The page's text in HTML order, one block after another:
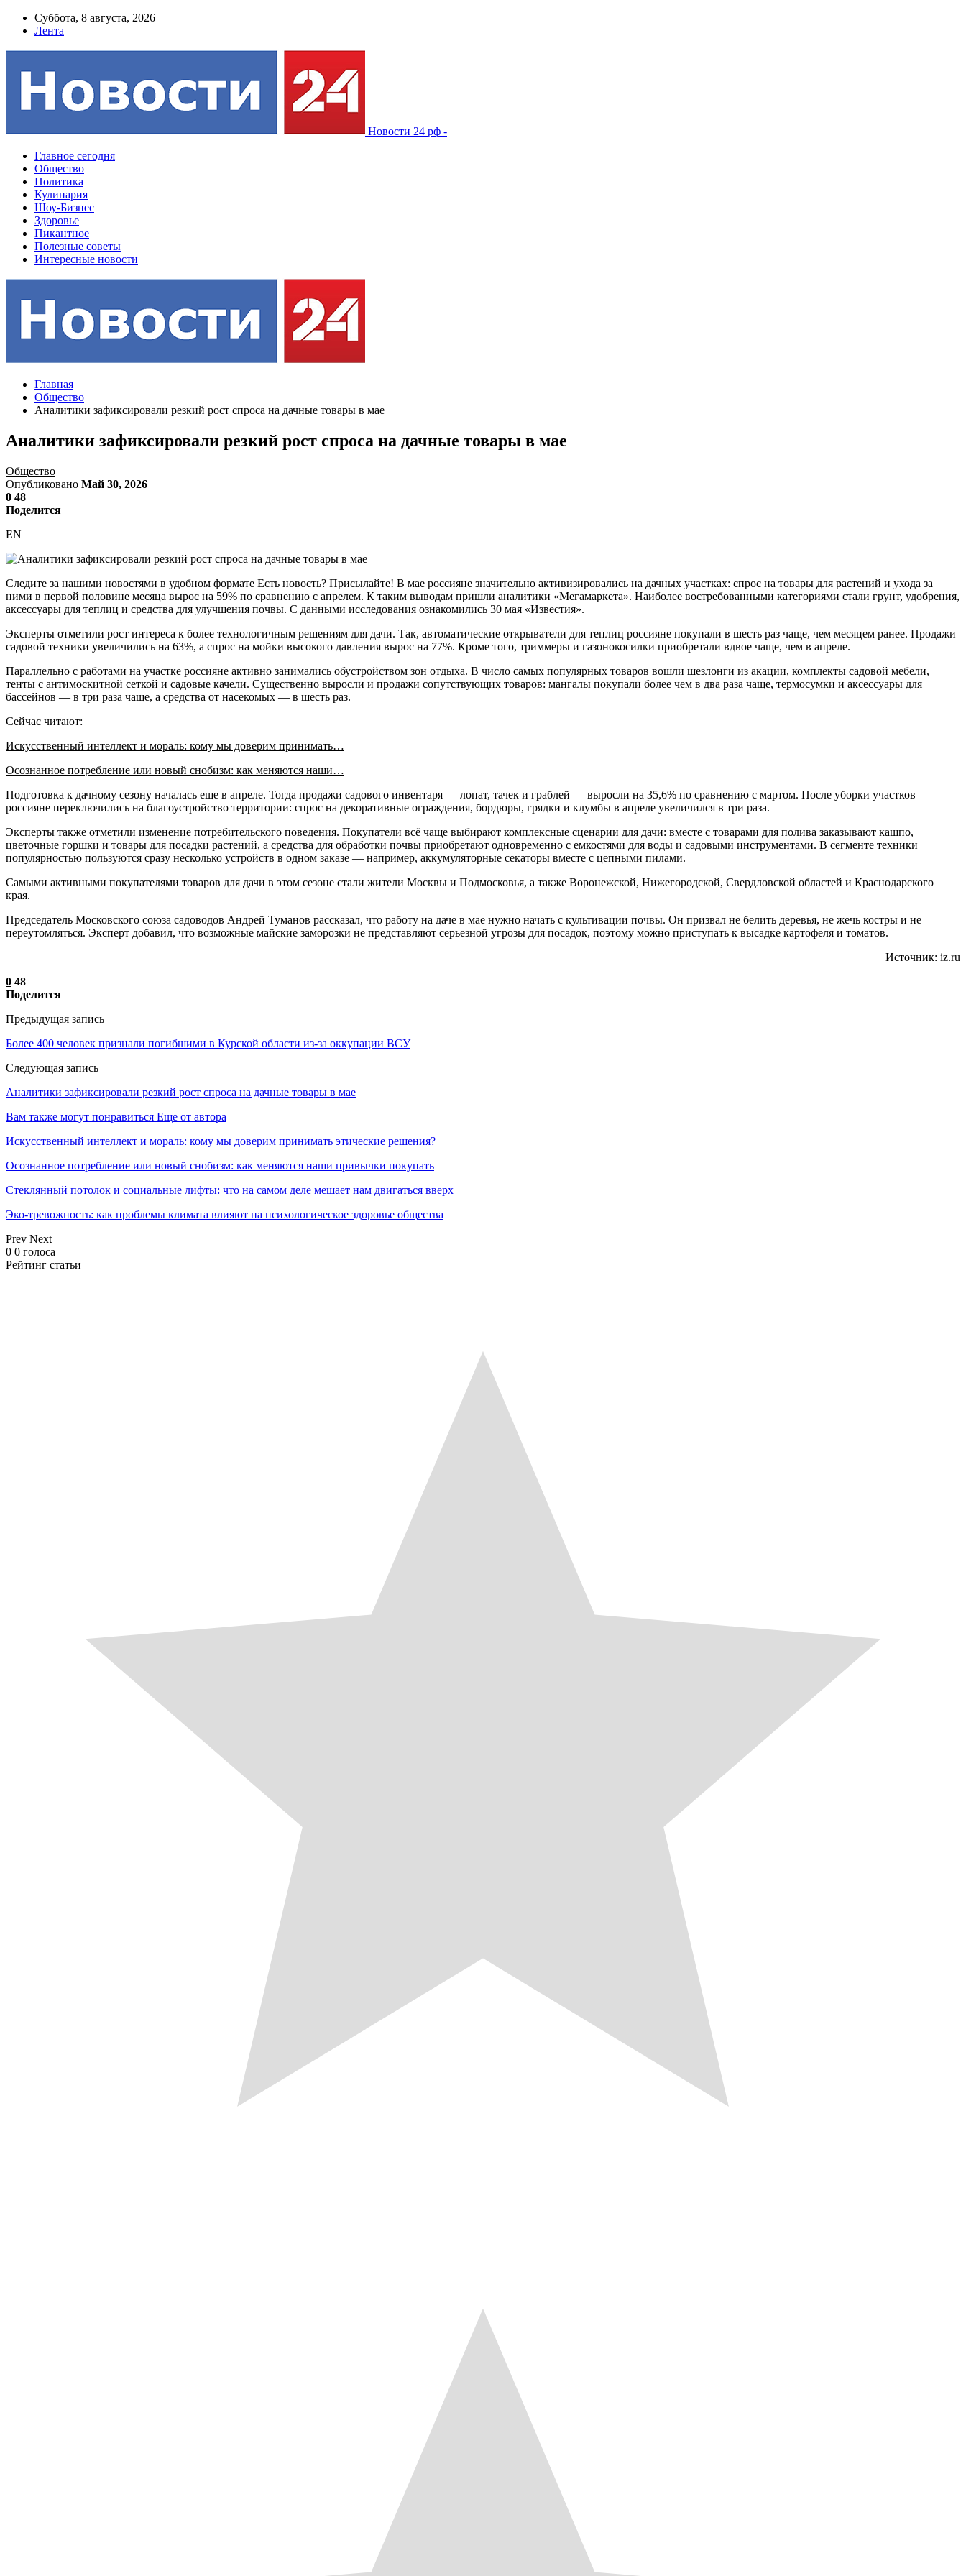
Суббота, 8 августа, 2026
Лента
Новости 24 рф -
Главное сегодня
Общество
Политика
Кулинария
Шоу-Бизнес
Здоровье
Пикантное
Полезные советы
Интересные новости
Главная
Общество
Аналитики зафиксировали резкий рост спроса на дачные товары в мае
Аналитики зафиксировали резкий рост спроса на дачные товары в мае
Общество
Опубликовано Май 30, 2026
0 48
Поделится
EN
Следите за нашими новостями в удобном формате Есть новость? Присылайте! В мае россияне значительно активизировались на дачных участках: спрос на товары для растений и ухода за
ними в первой половине месяца вырос на 59% по сравнению с апрелем. К таким выводам пришли аналитики «Мегамаркета». Наиболее востребованными категориями стали грунт, удобрения,
аксессуары для теплиц и средства для улучшения почвы. С данными исследования ознакомились 30 мая «Известия».
Эксперты отметили рост интереса к более технологичным решениям для дачи. Так, автоматические открыватели для теплиц россияне покупали в шесть раз чаще, чем месяцем ранее. Продажи
садовой техники увеличились на 63%, а спрос на мойки высокого давления вырос на 77%. Кроме того, триммеры и газонокосилки приобретали вдвое чаще, чем в апреле.
Параллельно с работами на участке россияне активно занимались обустройством зон отдыха. В число самых популярных товаров вошли шезлонги из акации, комплекты садовой мебели,
тенты с антимоскитной сеткой и садовые качели. Существенно выросли и продажи сопутствующих товаров: мангалы покупали более чем в два раза чаще, термосумки и аксессуары для
бассейнов — в три раза чаще, а средства от насекомых — в шесть раз.
Сейчас читают:
Искусственный интеллект и мораль: кому мы доверим принимать…
Осознанное потребление или новый снобизм: как меняются наши…
Подготовка к дачному сезону началась еще в апреле. Тогда продажи садового инвентаря — лопат, тачек и граблей — выросли на 35,6% по сравнению с мартом. После уборки участков
россияне переключились на благоустройство территории: спрос на декоративные ограждения, бордюры, грядки и клумбы в апреле увеличился в три раза.
Эксперты также отметили изменение потребительского поведения. Покупатели всё чаще выбирают комплексные сценарии для дачи: вместе с товарами для полива заказывают кашпо,
цветочные горшки и товары для посадки растений, а средства для обработки почвы приобретают одновременно с емкостями для воды и садовыми инструментами. В сегменте техники
популярностью пользуются сразу несколько устройств в одном заказе — например, аккумуляторные секаторы вместе с цепными пилами.
Самыми активными покупателями товаров для дачи в этом сезоне стали жители Москвы и Подмосковья, а также Воронежской, Нижегородской, Свердловской областей и Краснодарского
края.
Председатель Московского союза садоводов Андрей Туманов рассказал, что работу на даче в мае нужно начать с культивации почвы. Он призвал не белить деревья, не жечь костры и не
переутомляться. Эксперт добавил, что возможные майские заморозки не представляют серьезной угрозы для посадок, поэтому можно приступать к высадке картофеля и томатов.
Источник: iz.ru
0 48
Поделится
Предыдущая запись
Более 400 человек признали погибшими в Курской области из-за оккупации ВСУ
Следующая запись
Аналитики зафиксировали резкий рост спроса на дачные товары в мае
Вам также могут понравиться Еще от автора
Искусственный интеллект и мораль: кому мы доверим принимать этические решения?
Осознанное потребление или новый снобизм: как меняются наши привычки покупать
Стеклянный потолок и социальные лифты: что на самом деле мешает нам двигаться вверх
Эко-тревожность: как проблемы климата влияют на психологическое здоровье общества
Prev Next
0 0 голоса
Рейтинг статьи